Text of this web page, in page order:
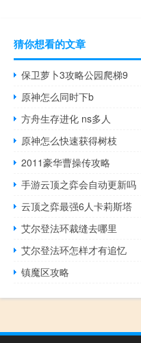
猜你想看的文章
保卫萝卜3攻略公园爬梯9
原神怎么同时下b
方舟生存进化 ns多人
原神怎么快速获得树枝
2011豪华曹操传攻略
手游云顶之弈会自动更新吗
云顶之弈最强6人卡莉斯塔
艾尔登法环裁缝去哪里
艾尔登法环怎样才有追忆
镇魔区攻略